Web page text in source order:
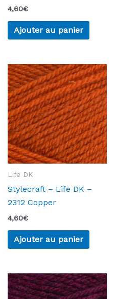
4,60€
Ajouter au panier
Life DK
Stylecraft – Life DK –
2312 Copper
4,60€
Ajouter au panier